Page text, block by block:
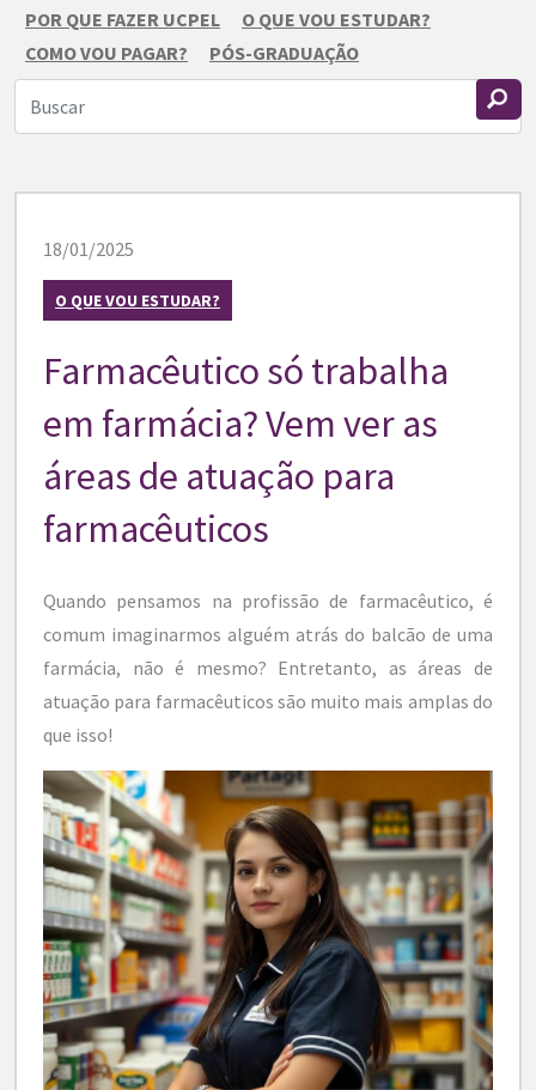
POR QUE FAZER UCPEL
O QUE VOU ESTUDAR?
COMO VOU PAGAR?
PÓS-GRADUAÇÃO
18/01/2025
O QUE VOU ESTUDAR?
Farmacêutico só trabalha
em farmácia? Vem ver as
áreas de atuação para
farmacêuticos
Quando pensamos na profissão de farmacêutico, é
comum imaginarmos alguém atrás do balcão de uma
farmácia, não é mesmo? Entretanto, as áreas de
atuação para farmacêuticos são muito mais amplas do
que isso!